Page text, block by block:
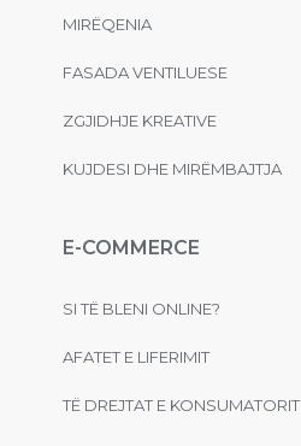
MIRËQENIA
FASADA VENTILUESE
ZGJIDHJE KREATIVE
KUJDESI DHE MIRËMBAJTJA
E-COMMERCE
SI TË BLENI ONLINE?
AFATET E LIFERIMIT
TË DREJTAT E KONSUMATORIT